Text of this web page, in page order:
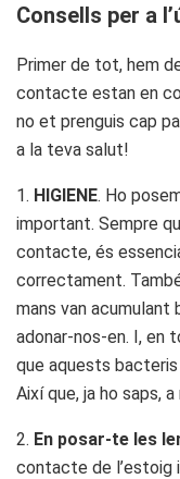
Consells per a
Primer de tot, hem
contacte estan en
no et prenguis cap
a la teva salut!
1. HIGIENE. Ho
important. Sempre
contacte, és
correctament.
mans van acumulant
adonar-nos-en. I,
que aquests
Així que, ja ho saps,
2. En posar-te les
contacte de l’estoig